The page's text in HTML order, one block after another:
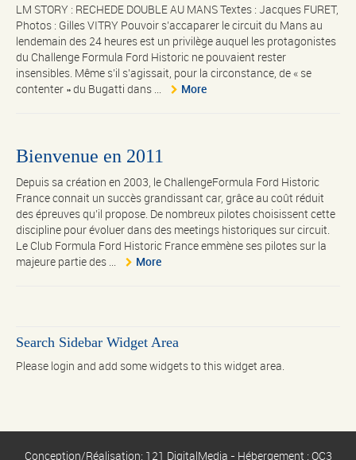
LM STORY : RECHEDE DOUBLE AU MANS Textes : Jacques FURET,
Photos : Gilles VITRY Pouvoir s’accaparer le circuit du Mans au
lendemain des 24 heures est un privilège auquel les protagonistes
du Challenge Formula Ford Historic ne pouvaient rester
insensibles. Même s’il s’agissait, pour la circonstance, de « se
contenter » du Bugatti dans ...
More
Bienvenue en 2011
Depuis sa création en 2003, le ChallengeFormula Ford Historic
France connait un succès grandissant car, grâce au coût réduit
des épreuves qu’il propose. De nombreux pilotes choisissent cette
discipline pour évoluer dans des meetings historiques sur circuit.
Le Club Formula Ford Historic France emmène ses pilotes sur la
majeure partie des ...
More
Search Sidebar Widget Area
Please login and add some widgets to this widget area.
Conception/Réalisation: 121 DigitalMedia - Hébergement : OC3